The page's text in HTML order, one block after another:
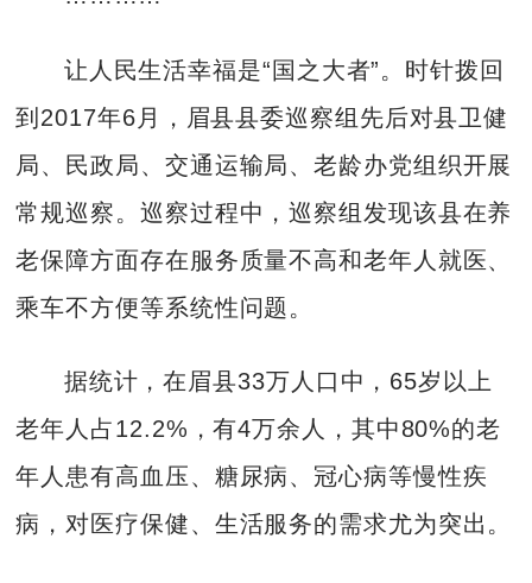
让人民生活幸福是“国之大者”。时针拨回
到2017年6月，眉县县委巡察组先后对县卫健
局、民政局、交通运输局、老龄办党组织开展
常规巡察。巡察过程中，巡察组发现该县在养
老保障方面存在服务质量不高和老年人就医、
乘车不方便等系统性问题。
据统计，在眉县33万人口中，65岁以上
老年人占12.2%，有4万余人，其中80%的老
年人患有高血压、糖尿病、冠心病等慢性疾
病，对医疗保健、生活服务的需求尤为突出。